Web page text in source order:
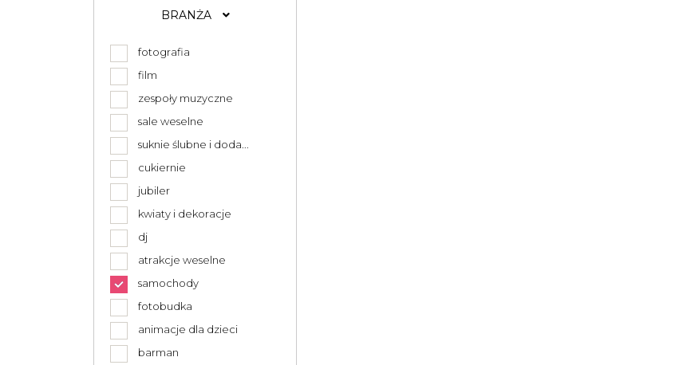
BRANŻA
fotografia
film
zespoły muzyczne
sale weselne
suknie ślubne i doda...
cukiernie
jubiler
kwiaty i dekoracje
dj
atrakcje weselne
samochody
fotobudka
animacje dla dzieci
barman